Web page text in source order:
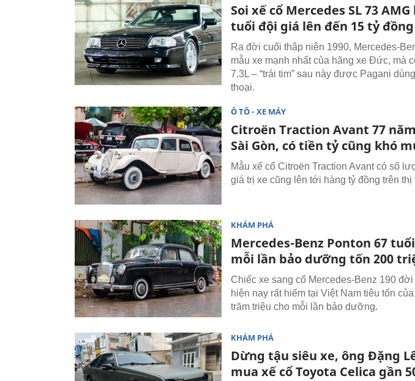
Soi xế cổ Mercedes SL 73
tuổi đội giá lên đến 15 tỷ đồng
Ra đời cuối thập niên 1990, Mercedes-
mẫu xe mạnh nhất của hãng xe Đức, mà
7.3L – “trái tim” sau này được Pagani
thoại.
Ô TÔ - XE MÁY
Citroën Traction Avant 77
Sài Gòn, có tiền tỷ cũng khó
Mẫu xế cổ Citroën Traction Avant có số
giá trị xe cũng lên tới hàng tỷ đồng trên
KHÁM PHÁ
Mercedes-Benz Ponton 67
mỗi lần bảo dưỡng tốn 200
Chiếc xe sang cổ Mercedes-Benz 190
hiện nay rất hiếm tại Việt Nam tiêu tốn
trăm triệu cho mỗi lần bảo dưỡng.
KHÁM PHÁ
Dừng tậu siêu xe, ông Đặng
mua xế cổ Toyota Celica gần